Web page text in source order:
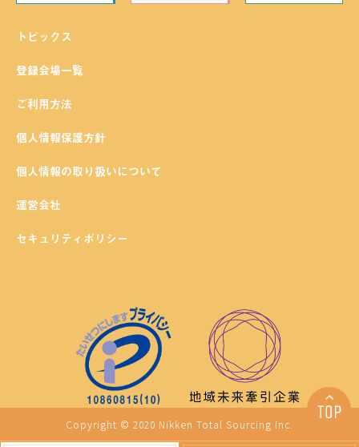
トピックス
登録会場一覧
ご利用方法
個人情報保護方針
個人情報の取り扱いについて
運営会社
セキュリティポリシー
Copyright © 2020 Nikken Total Sourcing Inc.